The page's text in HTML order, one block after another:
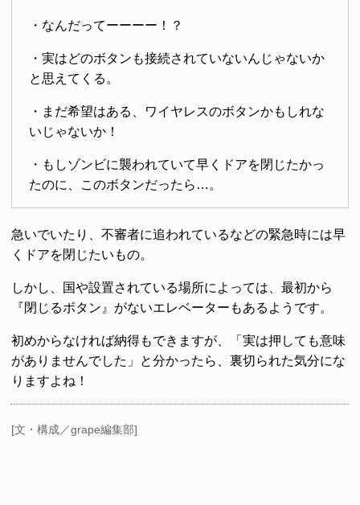
・なんだってーーーー！？
・実はどのボタンも接続されていないんじゃないか
と思えてくる。
・まだ希望はある、ワイヤレスのボタンかもしれな
いじゃないか！
・もしゾンビに襲われていて早くドアを閉じたかっ
たのに、このボタンだったら…。
急いでいたり、不審者に追われているなどの緊急時には早
くドアを閉じたいもの。
しかし、国や設置されている場所によっては、最初から
『閉じるボタン』がないエレベーターもあるようです。
初めからなければ納得もできますが、「実は押しても意味
がありませんでした」と分かったら、裏切られた気分にな
りますよね！
[文・構成／grape編集部]